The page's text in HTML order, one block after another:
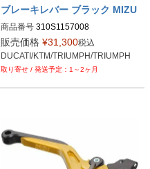
ブレーキレバー ブラック MIZU
商品番号 310S1157008
販売価格 ¥31,300税込
DUCATI/KTM/TRIUMPH/TRIUMPH
1～2ヶ月